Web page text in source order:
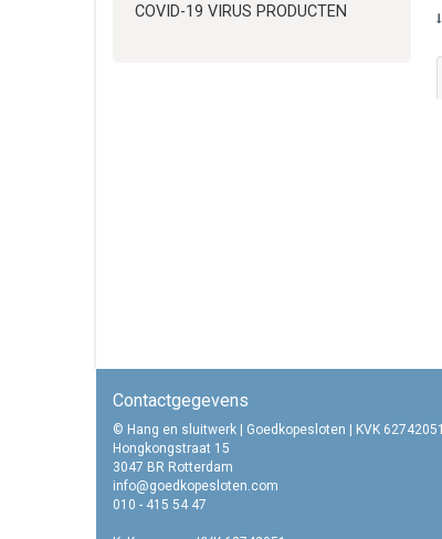
COVID-19 VIRUS PRODUCTEN
Contactgegevens
© Hang en sluitwerk | Goedkopesloten | KVK 62742051
Hongkongstraat 15
3047 BR Rotterdam
info@goedkopesloten.com
010 - 415 54 47